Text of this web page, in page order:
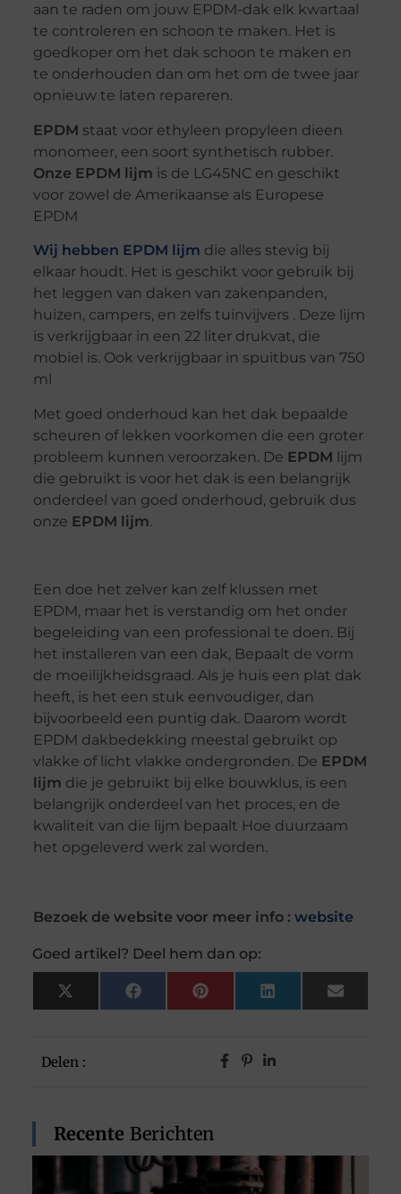
Delen :
Recente Berichten
aan te raden om jouw EPDM-dak elk kwartaal
te controleren en schoon te maken. Het is
goedkoper om het dak schoon te maken en
te onderhouden dan om het om de twee jaar
opnieuw te laten repareren.
EPDM staat voor ethyleen propyleen dieen
monomeer, een soort synthetisch rubber.
Onze EPDM lijm is de LG45NC en geschikt
voor zowel de Amerikaanse als Europese
EPDM
Wij hebben EPDM lijm die alles stevig bij
elkaar houdt. Het is geschikt voor gebruik bij
het leggen van daken van zakenpanden,
huizen, campers, en zelfs tuinvijvers . Deze lijm
is verkrijgbaar in een 22 liter drukvat, die
mobiel is. Ook verkrijgbaar in spuitbus van 750
ml
Met goed onderhoud kan het dak bepaalde
scheuren of lekken voorkomen die een groter
probleem kunnen veroorzaken. De EPDM lijm
die gebruikt is voor het dak is een belangrijk
onderdeel van goed onderhoud, gebruik dus
onze EPDM lijm.
Een doe het zelver kan zelf klussen met
EPDM, maar het is verstandig om het onder
begeleiding van een professional te doen. Bij
het installeren van een dak, Bepaalt de vorm
de moeilijkheidsgraad. Als je huis een plat dak
heeft, is het een stuk eenvoudiger, dan
bijvoorbeeld een puntig dak. Daarom wordt
EPDM dakbedekking meestal gebruikt op
vlakke of licht vlakke ondergronden. De EPDM
lijm die je gebruikt bij elke bouwklus, is een
belangrijk onderdeel van het proces, en de
kwaliteit van die lijm bepaalt Hoe duurzaam
het opgeleverd werk zal worden.
Bezoek de website voor meer info : website
Goed artikel? Deel hem dan op:
X
(Twitter)
FacebookPinterestLinkedInEmail